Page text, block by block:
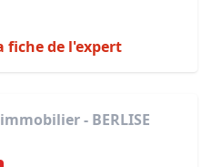
fiche de l'expert
- BERLISE